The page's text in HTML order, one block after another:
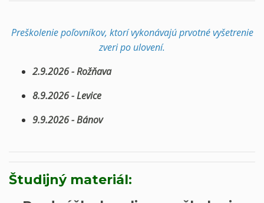
Preškolenie poľovníkov, ktorí vykonávajú prvotné vyšetrenie
zveri po ulovení.
2.9.2026 - Rožňava
8.9.2026 - Levice
9.9.2026 - Bánov
Študijný materiál: